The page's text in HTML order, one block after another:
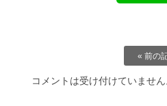
« 前の
コメントは受け付けていませ